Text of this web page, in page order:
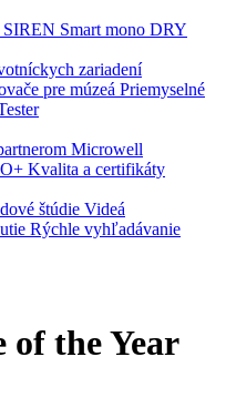
Smart mono DRY
zariadení
pre múzeá Priemyselné
Microwell
Kvalita a certifikáty
štúdie Videá
Rýchle vyhľadávanie
of the Year